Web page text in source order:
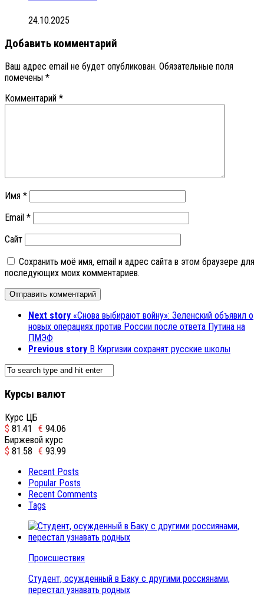
24.10.2025
Добавить комментарий
Ваш адрес email не будет опубликован. Обязательные поля
помечены *
Комментарий *
Имя *
Email *
Сайт
Сохранить моё имя, email и адрес сайта в этом браузере для
последующих моих комментариев.
Next story «Снова выбирают войну»: Зеленский объявил о
новых операциях против России после ответа Путина на
ПМЭФ
Previous story В Киргизии сохранят русские школы
Курсы валют
Курс ЦБ
$ 81.41 € 94.06
Биржевой курс
$ 81.58 € 93.99
Recent Posts
Popular Posts
Recent Comments
Tags
Происшествия
Студент, осужденный в Баку с другими россиянами,
перестал узнавать родных